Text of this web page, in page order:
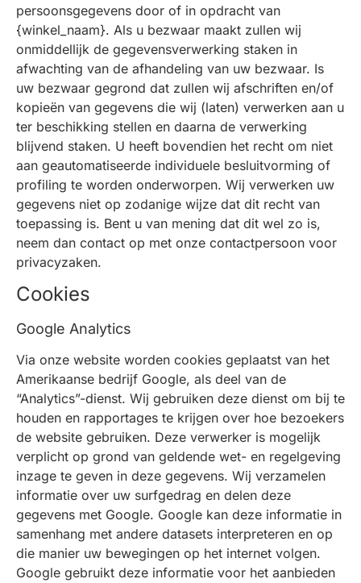
persoonsgegevens door of in opdracht van
{winkel_naam}. Als u bezwaar maakt zullen wij
onmiddellijk de gegevensverwerking staken in
afwachting van de afhandeling van uw bezwaar. Is
uw bezwaar gegrond dat zullen wij afschriften en/of
kopieën van gegevens die wij (laten) verwerken aan u
ter beschikking stellen en daarna de verwerking
blijvend staken. U heeft bovendien het recht om niet
aan geautomatiseerde individuele besluitvorming of
profiling te worden onderworpen. Wij verwerken uw
gegevens niet op zodanige wijze dat dit recht van
toepassing is. Bent u van mening dat dit wel zo is,
neem dan contact op met onze contactpersoon voor
privacyzaken.
Cookies
Google Analytics
Via onze website worden cookies geplaatst van het
Amerikaanse bedrijf Google, als deel van de
“Analytics”-dienst. Wij gebruiken deze dienst om bij te
houden en rapportages te krijgen over hoe bezoekers
de website gebruiken. Deze verwerker is mogelijk
verplicht op grond van geldende wet- en regelgeving
inzage te geven in deze gegevens. Wij verzamelen
informatie over uw surfgedrag en delen deze
gegevens met Google. Google kan deze informatie in
samenhang met andere datasets interpreteren en op
die manier uw bewegingen op het internet volgen.
Google gebruikt deze informatie voor het aanbieden